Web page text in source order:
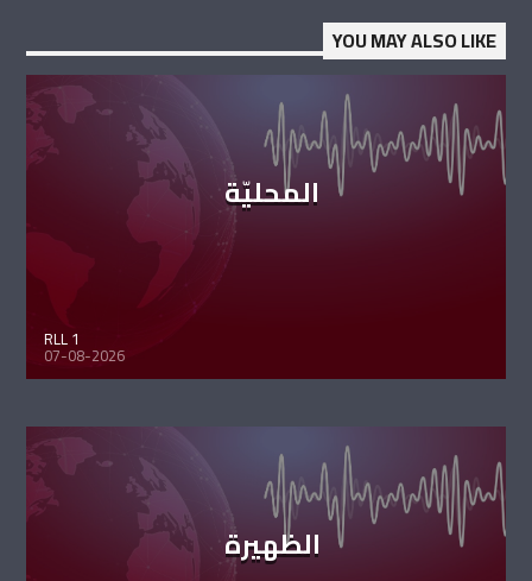
YOU MAY ALSO LIKE
المحليّة
RLL 1
07-08-2026
الظهيرة